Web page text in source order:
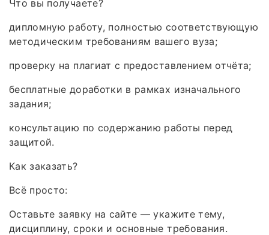
Что вы получаете?
дипломную работу, полностью соответствующую
методическим требованиям вашего вуза;
проверку на плагиат с предоставлением отчёта;
бесплатные доработки в рамках изначального
задания;
консультацию по содержанию работы перед
защитой.
Как заказать?
Всё просто:
Оставьте заявку на сайте — укажите тему,
дисциплину, сроки и основные требования.